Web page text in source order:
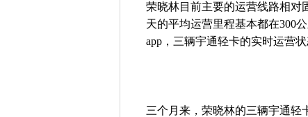
荣晓林目前主要的运营线路相对
天的平均运营里程基本都在300
app，三辆宇通轻卡的实时运营
三个月来，荣晓林的三辆宇通轻